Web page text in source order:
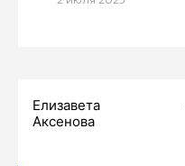
Елизавета
Аксенова